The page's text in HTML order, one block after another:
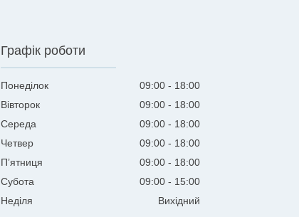
Графік роботи
Понеділок 09:00
18:00
Вівторок
09:00
18:00
Середа
09:00
18:00
Четвер
09:00
18:00
Пʼятниця
09:00
18:00
Субота
09:00
15:00
Неділя
Вихідний